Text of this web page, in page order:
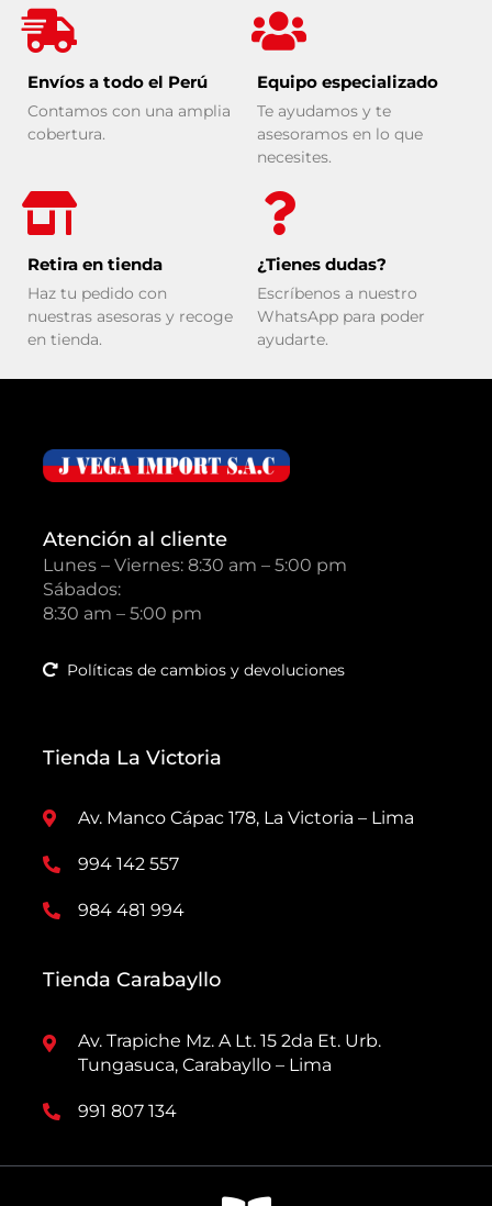
Envíos a todo el Perú
Contamos con una amplia
cobertura.
Equipo especializado
Te ayudamos y te
asesoramos en lo que
necesites.
Retira en tienda
Haz tu pedido con
nuestras asesoras y recoge
en tienda.
¿Tienes dudas?
Escríbenos a nuestro
WhatsApp para poder
ayudarte.
Atención al cliente
Lunes – Viernes: 8:30 am – 5:00 pm
Sábados:
8:30 am – 5:00 pm
Políticas de cambios y devoluciones
Tienda La Victoria
Av. Manco Cápac 178, La Victoria – Lima
994 142 557
984 481 994
Tienda Carabayllo
Av. Trapiche Mz. A Lt. 15 2da Et. Urb.
Tungasuca, Carabayllo – Lima
991 807 134